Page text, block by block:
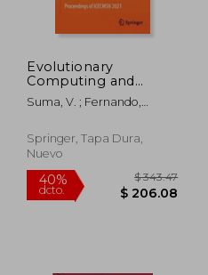
Evolutionary
Computing and
Mobile Sustainable
Networks:
Icecmsn 2021 (en
Inglés)
Suma, V. ; Fernando,
Springer, Tapa Dura,
Nuevo